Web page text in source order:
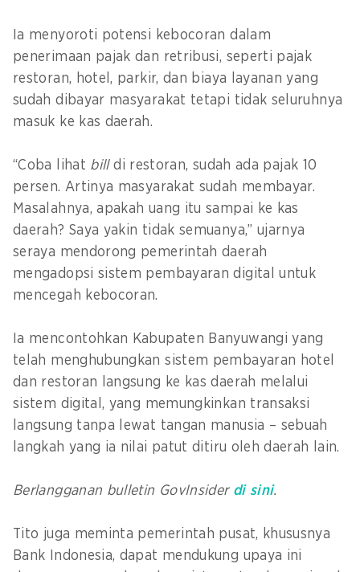
Ia menyoroti potensi kebocoran dalam
penerimaan pajak dan retribusi, seperti pajak
restoran, hotel, parkir, dan biaya layanan yang
sudah dibayar masyarakat tetapi tidak seluruhnya
masuk ke kas daerah.
“Coba lihat billdi restoran, sudah ada pajak 10
persen. Artinya masyarakat sudah membayar.
Masalahnya, apakah uang itu sampai ke kas
daerah? Saya yakin tidak semuanya,” ujarnya
seraya mendorong pemerintah daerah
mengadopsi sistem pembayaran digital untuk
mencegah kebocoran.
Ia mencontohkan Kabupaten Banyuwangi yang
telah menghubungkan sistem pembayaran hotel
dan restoran langsung ke kas daerah melalui
sistem digital, yang memungkinkan transaksi
langsung tanpa lewat tangan manusia – sebuah
langkah yang ia nilai patut ditiru oleh daerah lain.
Berlangganan bulletin GovInsider di sini.
Tito juga meminta pemerintah pusat, khususnya
Bank Indonesia, dapat mendukung upaya ini